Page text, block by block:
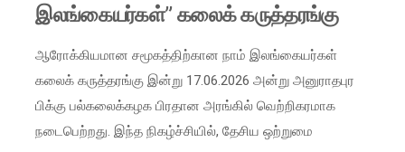
இலங்கையர்கள்” கலைக் கருத்தரங்கு
ஆரோக்கியமான சமூகத்திற்கான நாம் இலங்கையர்கள்
கலைக் கருத்தரங்கு இன்று 17.06.2026 அன்று அனுராதபுர
பிக்கு பல்கலைக்கழக பிரதான அரங்கில் வெற்றிகரமாக
நடைபெற்றது. இந்த நிகழ்ச்சியில், தேசிய ஒற்றுமை